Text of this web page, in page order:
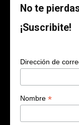
No te
¡Suscribite!
Dirección de
Nombre *